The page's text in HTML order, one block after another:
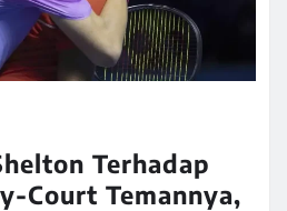
Terhadap
Court Temannya,